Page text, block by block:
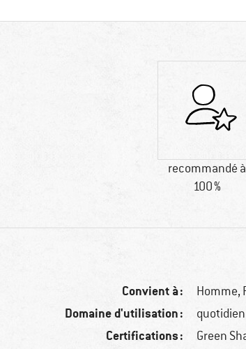
recommandé à
100 %
Convient à : Homme,
Domaine d'utilisation : quotidien
Certifications : Green